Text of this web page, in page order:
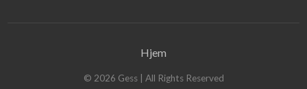
Hjem
© 2026 Gess| All Rights Reserved